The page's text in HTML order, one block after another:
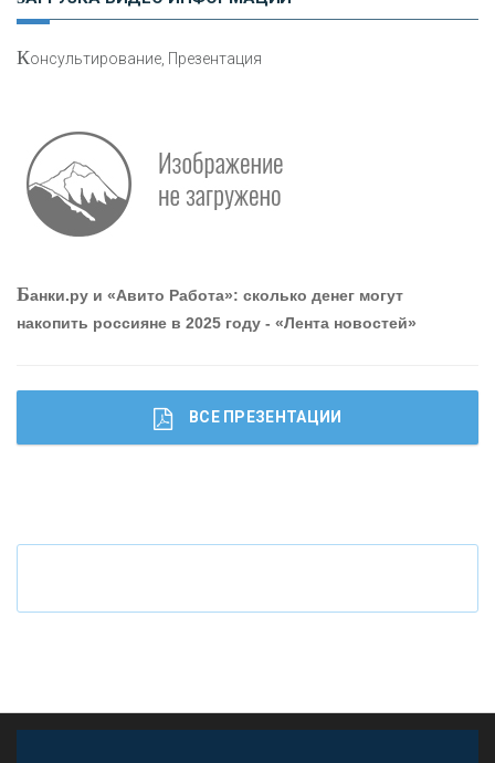
Работа мечты. Что банки делают для того, чтобы
привлечь и удержать персонал - «Интервью»
Что будет с наличными деньгами при цифровом
Консультирование, Презентация
Банки.ру и «Авито Работа»: сколько денег могут
накопить россияне в 2025 году - «Лента новостей»
ВСЕ ПРЕЗЕНТАЦИИ